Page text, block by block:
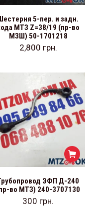
5-пер. и задн.
МТЗ Z=38/19 (пр-во
МЗШ) 50-1701218
2,800 грн.
ЭФП Д-240
во МТЗ) 240-3707130
300 грн.